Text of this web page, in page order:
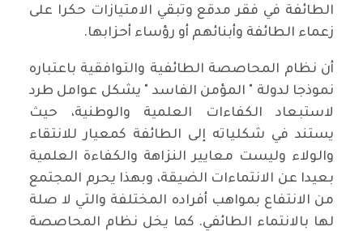
الطائفة في فقر مدقع وتبقي الامتيازات حكرا على
زعماء الطائفة وأبنائهم أو رؤساء أحزابها.
أن نظام المحاصصة الطائفية والتوافقية باعتباره
نموذجا لدولة " المؤمن الفاسد " يشكل عوامل طرد
لاستبعاد الكفاءات العلمية والوطنية، حيث
يستند في شكلياته إلى الطائفة كمعيار للانتقاء
والولاء وليست معايير النزاهة والكفاءة العلمية
بعيدا عن الانتماءات الضيقة، وبهذا يحرم المجتمع
من الانتفاع بمواهب أفراده المختلفة والتي لا صلة
لها بالانتماء الطائفي. كما يخل نظام المحاصصة